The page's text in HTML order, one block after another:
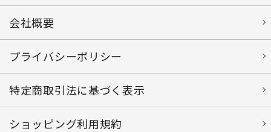
会社概要
プライバシーポリシー
特定商取引法に基づく表示
ショッピング利用規約